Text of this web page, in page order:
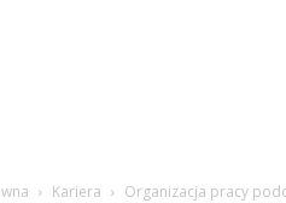
Kariera Organizacja pracy